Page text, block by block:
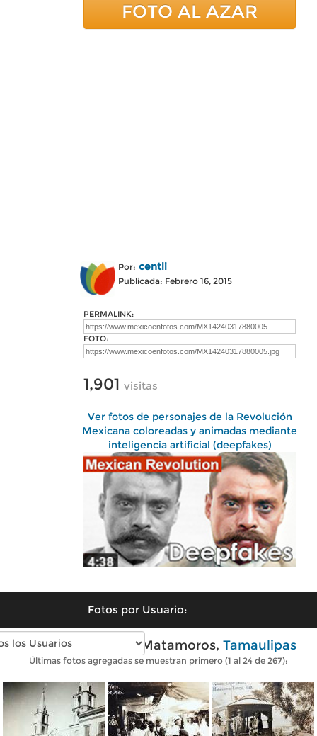
FOTO AL AZAR
Por: centli
Publicada: Febrero 16, 2015
PERMALINK:
FOTO:
1,901 visitas
Ver fotos de personajes de la Revolución
Mexicana coloreadas y animadas mediante
inteligencia artificial (deepfakes)
Fotos por Usuario:
Fotos antiguas de Matamoros, Tamaulipas
Últimas fotos agregadas se muestran primero (1 al 24 de 267):